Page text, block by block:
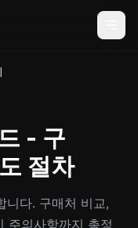
- 구
절차
니다. 구매처 비교,
주의사항까지 총정